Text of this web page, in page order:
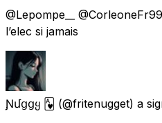
@Lepompe__
l’elec si jamais
Ɲմցցყ 🂱 (@fritenugget) a